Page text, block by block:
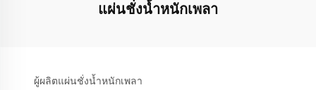
แผ่นชั่งน้ำหนักเพลา
ผู้ผลิตแผ่นชั่งน้ำหนักเพลา